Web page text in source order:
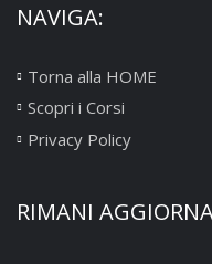
NAVIGA:
Torna alla HOME
Scopri i Corsi
Privacy Policy
RIMANI